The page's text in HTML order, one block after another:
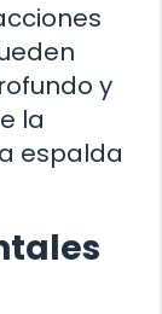
y
la
espalda